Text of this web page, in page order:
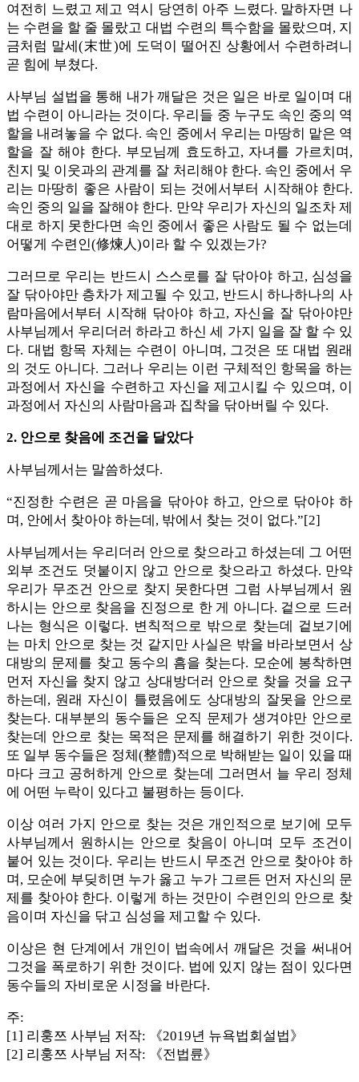
여전히 느렸고 제고 역시 당연히 아주 느렸다. 말하자면 나
는 수련을 할 줄 몰랐고 대법 수련의 특수함을 몰랐으며, 지
금처럼 말세(末世)에 도덕이 떨어진 상황에서 수련하려니
곧 힘에 부쳤다.
사부님 설법을 통해 내가 깨달은 것은 일은 바로 일이며 대
법 수련이 아니라는 것이다. 우리들 중 누구도 속인 중의 역
할을 내려놓을 수 없다. 속인 중에서 우리는 마땅히 맡은 역
할을 잘 해야 한다. 부모님께 효도하고, 자녀를 가르치며,
친지 및 이웃과의 관계를 잘 처리해야 한다. 속인 중에서 우
리는 마땅히 좋은 사람이 되는 것에서부터 시작해야 한다.
속인 중의 일을 잘해야 한다. 만약 우리가 자신의 일조차 제
대로 하지 못한다면 속인 중에서 좋은 사람도 될 수 없는데
어떻게 수련인(修煉人)이라 할 수 있겠는가?
그러므로 우리는 반드시 스스로를 잘 닦아야 하고, 심성을
잘 닦아야만 층차가 제고될 수 있고, 반드시 하나하나의 사
람마음에서부터 시작해 닦아야 하고, 자신을 잘 닦아야만
사부님께서 우리더러 하라고 하신 세 가지 일을 잘 할 수 있
다. 대법 항목 자체는 수련이 아니며, 그것은 또 대법 원래
의 것도 아니다. 그러나 우리는 이런 구체적인 항목을 하는
과정에서 자신을 수련하고 자신을 제고시킬 수 있으며, 이
과정에서 자신의 사람마음과 집착을 닦아버릴 수 있다.
2. 안으로 찾음에 조건을 달았다
사부님께서는 말씀하셨다.
“진정한 수련은 곧 마음을 닦아야 하고, 안으로 닦아야 하
며, 안에서 찾아야 하는데, 밖에서 찾는 것이 없다.”[2]
사부님께서는 우리더러 안으로 찾으라고 하셨는데 그 어떤
외부 조건도 덧붙이지 않고 안으로 찾으라고 하셨다. 만약
우리가 무조건 안으로 찾지 못한다면 그럼 사부님께서 원
하시는 안으로 찾음을 진정으로 한 게 아니다. 겉으로 드러
나는 형식은 이렇다. 변칙적으로 밖으로 찾는데 겉보기에
는 마치 안으로 찾는 것 같지만 사실은 밖을 바라보면서 상
대방의 문제를 찾고 동수의 흠을 찾는다. 모순에 봉착하면
먼저 자신을 찾지 않고 상대방더러 안으로 찾을 것을 요구
하는데, 원래 자신이 틀렸음에도 상대방의 잘못을 안으로
찾는다. 대부분의 동수들은 오직 문제가 생겨야만 안으로
찾는데 안으로 찾는 목적은 문제를 해결하기 위한 것이다.
또 일부 동수들은 정체(整體)적으로 박해받는 일이 있을 때
마다 크고 공허하게 안으로 찾는데 그러면서 늘 우리 정체
에 어떤 누락이 있다고 불평하는 등이다.
이상 여러 가지 안으로 찾는 것은 개인적으로 보기에 모두
사부님께서 원하시는 안으로 찾음이 아니며 모두 조건이
붙어 있는 것이다. 우리는 반드시 무조건 안으로 찾아야 하
며, 모순에 부딪히면 누가 옳고 누가 그르든 먼저 자신의 문
제를 찾아야 한다. 이렇게 하는 것만이 수련인의 안으로 찾
음이며 자신을 닦고 심성을 제고할 수 있다.
이상은 현 단계에서 개인이 법속에서 깨달은 것을 써내어
그것을 폭로하기 위한 것이다. 법에 있지 않는 점이 있다면
동수들의 자비로운 시정을 바란다.
주:
[1] 리훙쯔 사부님 저작: 《2019년 뉴욕법회설법》
[2] 리훙쯔 사부님 저작: 《전법륜》